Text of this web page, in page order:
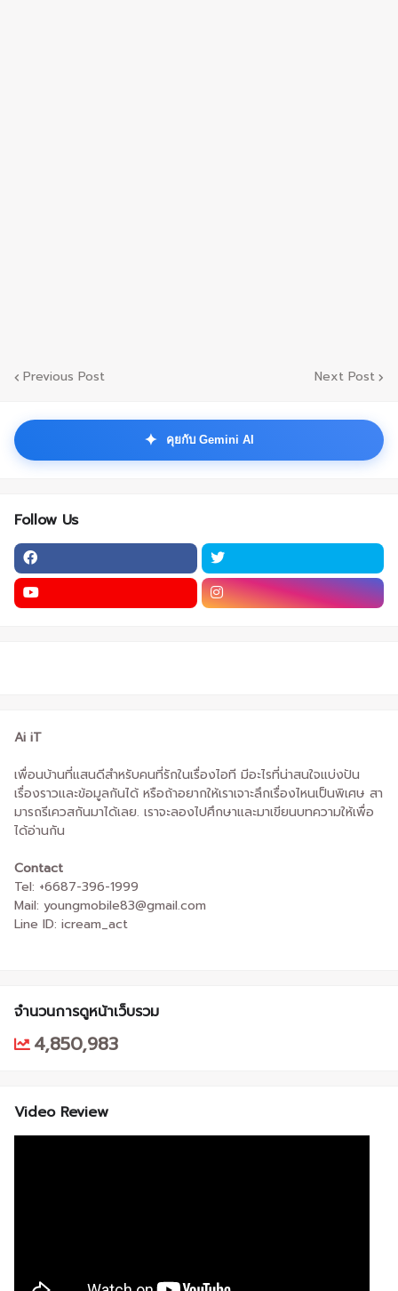
Previous Post Next Post
✦ คุยกับ Gemini AI
Follow Us
Ai iT
เพื่อนบ้านที่แสนดีสำหรับคนที่รักในเรื่องไอที มีอะไรที่น่าสนใจแบ่งปัน
เรื่องราวและข้อมูลกันได้ หรือถ้าอยากให้เราเจาะลึกเรื่องไหนเป็นพิเศษ สา
มารถรีเควสกันมาได้เลย. เราจะลองไปศึกษาและมาเขียนบทความให้เพื่อ
ได้อ่านกัน
Contact
Tel: +6687-396-1999
Mail: youngmobile83@gmail.com
Line ID: icream_act
จำนวนการดูหน้าเว็บรวม
4,850,983
Video Review